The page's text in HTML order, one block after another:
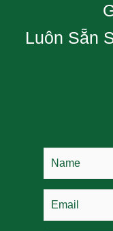
Luôn Sẵn